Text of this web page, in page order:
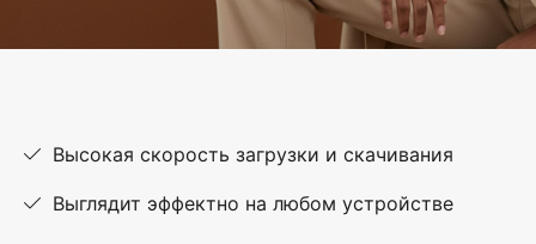
Высокая скорость загрузки и скачивания
Выглядит эффектно на любом устройстве